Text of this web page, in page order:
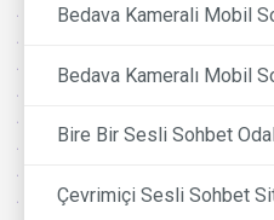
Bedava Kamerali Mobil
Bedava Kameralı Mobil
Bire Bir Sesli Sohbet
Çevrimiçi Sesli Sohbet